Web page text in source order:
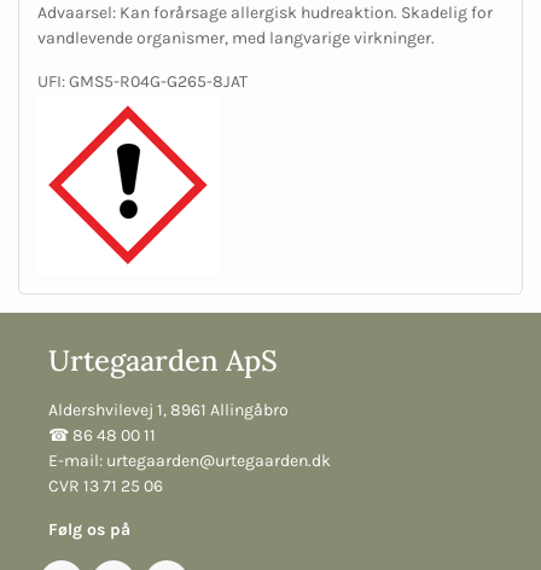
Advaarsel: Kan forårsage allergisk hudreaktion. Skadelig for
vandlevende organismer, med langvarige virkninger.
UFI: GMS5-R04G-G265-8JAT
Urtegaarden ApS
Aldershvilevej 1, 8961 Allingåbro
☎︎ 86 48 00 11
E-mail: urtegaarden@urtegaarden.dk
CVR 13 71 25 06
Følg os på